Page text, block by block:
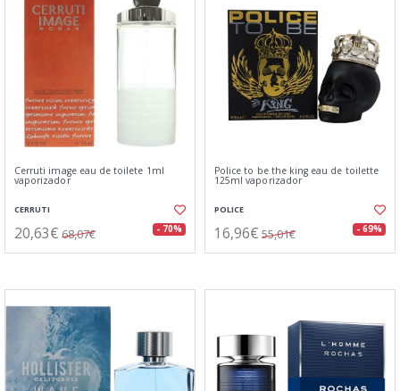
Cerruti image eau de toilete 1ml
vaporizador
CERRUTI
20,63€ 68,07€ - 70%
Police to be the king eau de toilette
125ml vaporizador
POLICE
16,96€ 55,01€ - 69%